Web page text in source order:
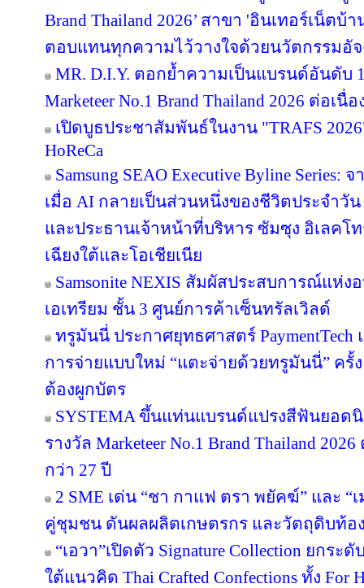
Brand Thailand 2026’ สาขา 'อินเทอร์เน็ตบ้
ตอบแทนทุกความไว้วางใจด้วยนวัตกรรมอั
MR. D.I.Y. ตอกย้ำความเป็นแบรนด์อันดับ
Marketeer No.1 Brand Thailand 2026 ต่อเนื่
เปิดบูธประชาสัมพันธ์ในงาน "TRAFS
HoReCa
Samsung SEAO Executive Byline
เมื่อ AI กลายเป็นส่วนหนึ่งของชีวิตประจำวั
และประธานเจ้าหน้าที่บริหาร ซัมซุง อิเลค
เฉียงใต้และโอเชียเนีย
Samsonite NEXIS สัมผัสประสบการณ์แห่
เอเทรียม ชั้น 3 ศูนย์การค้าเซ็นทรัลเวิลด์
ทรูมันนี่ ประกาศยุทธศาสตร์
การจ่ายแบบใหม่ “แตะจ่ายด้วยทรูมันนี่” ครั้
ต้องผูกบัตร
SYSTEMA ขึ้นแท่นแบรนด์แปรงสีฟันยอด
รางวัล Marketeer No.1 Brand Thailand
กว่า 27 ปี
2 SME เด่น “ชา กาแฟ ตรา พยัคฆ์” และ
คู่ชุมชน ดันผลผลิตเกษตรกร และวัตถุดิบท้อ
“เอวา”เปิดตัว Signature Collection ยกร
ใต้แนวคิด Thai Crafted Confections ทั้ง For